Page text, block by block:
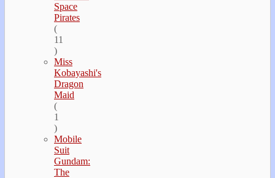
Space
Pirates
(
11
)
Miss
Kobayashi's
Dragon
Maid
(
1
)
Mobile
Suit
Gundam:
The